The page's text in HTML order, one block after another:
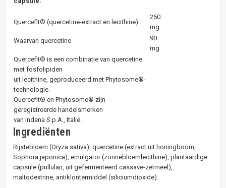
Quercefit® (quercetine-extract en lecithine)
250
mg
Waarvan quercetine
90
mg
Quercefit® is een combinatie van quercetine
met fosfolipiden
uit lecithine, geproduceerd met Phytosome®-
technologie.
Quercefit® en Phytosome® zijn
geregistreerde handelsmerken
van Indena S.p.A., Italië.
Ingrediënten
Rijstebloem (Oryza sativa), quercetine (extract uit honingboom,
Sophora japonica), emulgator (zonnebloemlecithine), plantaardige
capsule (pullulan, uit gefermenteerd cassave-zetmeel),
maltodextrine, antiklontermiddel (siliciumdioxide).